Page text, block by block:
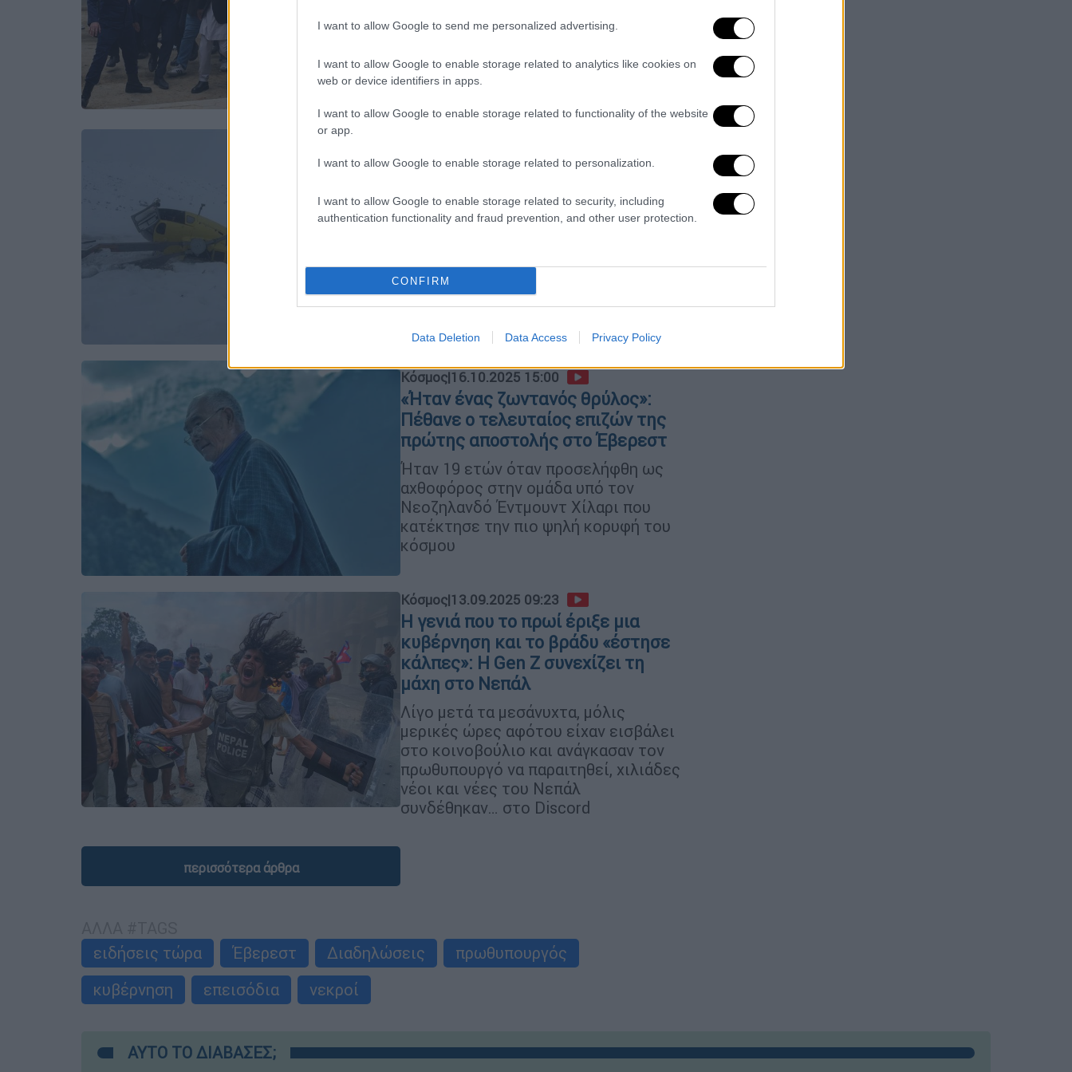
I want to allow Google to send me personalized advertising.
I want to allow Google to enable storage related to analytics like cookies on
web or device identifiers in apps.
I want to allow Google to enable storage related to functionality of the website
or app.
I want to allow Google to enable storage related to personalization.
I want to allow Google to enable storage related to security, including
authentication functionality and fraud prevention, and other user protection.
CONFIRM
Data Deletion Data Access Privacy Policy
το αίμα μου βράζει, τα αδέλφια μου
θα υψωθούμε ψηλότερα», τραγουδάει
στο νικητήριο βιντεοκλίπ
Τραγωδία στο Νεπάλ: Ελικόπτερο
εξαιτίας σφοδρής χιονόπτωσης
τον μήνα αντιμέτωπη για δεύτερη
φορά με ένα κύμα σφοδρών
χιονοπτώσεων
Κόσμος|16.10.2025 15:00
«Ήταν ένας ζωντανός θρύλος»:
Πέθανε ο τελευταίος επιζών της
πρώτης αποστολής στο Έβερεστ
Ήταν 19 ετών όταν προσελήφθη ως
αχθοφόρος στην ομάδα υπό τον
Νεοζηλανδό Έντμουντ Χίλαρι που
κατέκτησε την πιο ψηλή κορυφή του
κόσμου
Κόσμος|13.09.2025 09:23
Η γενιά που το πρωί έριξε μια
κυβέρνηση και το βράδυ «έστησε
κάλπες»: Η Gen Z συνεχίζει τη
μάχη στο Νεπάλ
Λίγο μετά τα μεσάνυχτα, μόλις
μερικές ώρες αφότου είχαν εισβάλει
στο κοινοβούλιο και ανάγκασαν τον
πρωθυπουργό να παραιτηθεί, χιλιάδες
νέοι και νέες του Νεπάλ
συνδέθηκαν… στο Discord
περισσότερα άρθρα
ειδήσεις τώρα
Έβερεστ Διαδηλώσεις
πρωθυπουργός
κυβέρνηση
επεισόδια νεκροί
ΑΥΤΟ ΤΟ ΔΙΑΒΑΣΕΣ;